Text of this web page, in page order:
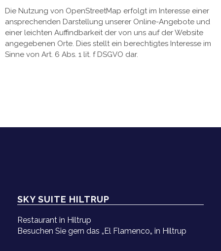
Die Nutzung von OpenStreetMap erfolgt im Interesse einer
ansprechenden Darstellung unserer Online-Angebote und
einer leichten Auffindbarkeit der von uns auf der Website
angegebenen Orte. Dies stellt ein berechtigtes Interesse im
Sinne von Art. 6 Abs. 1 lit. f DSGVO dar.
SKY SUITE HILTRUP
Restaurant in Hiltrup
Besuchen Sie gern das „El Flamenco„ in Hiltrup